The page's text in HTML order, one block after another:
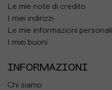
Le mie note di credito
I miei indirizzi
Le mie informazioni personali
I miei buoni
INFORMAZIONI
Chi siamo